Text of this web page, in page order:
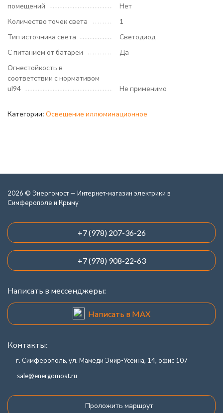
помещений
Нет
Количество точек света
1
Тип источника света
Светодиод
С питанием от батареи
Да
Огнестойкость в
соответствии с нормативом
ul94
Не применимо
Категории: Освещение иллюминационное
2026 © Энергомост — Интернет-магазин электрики в
Симферополе и Крыму
+7 (978) 207-36-26
+7 (978) 908-22-63
Написать в мессенджеры:
Написать в MAX
Контакты:
г. Симферополь, ул. Мамеди Эмир-Усеина, 14, офис 107
sale@energomost.ru
Проложить маршрут